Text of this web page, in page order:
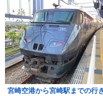
宮崎空港から宮崎駅までの行